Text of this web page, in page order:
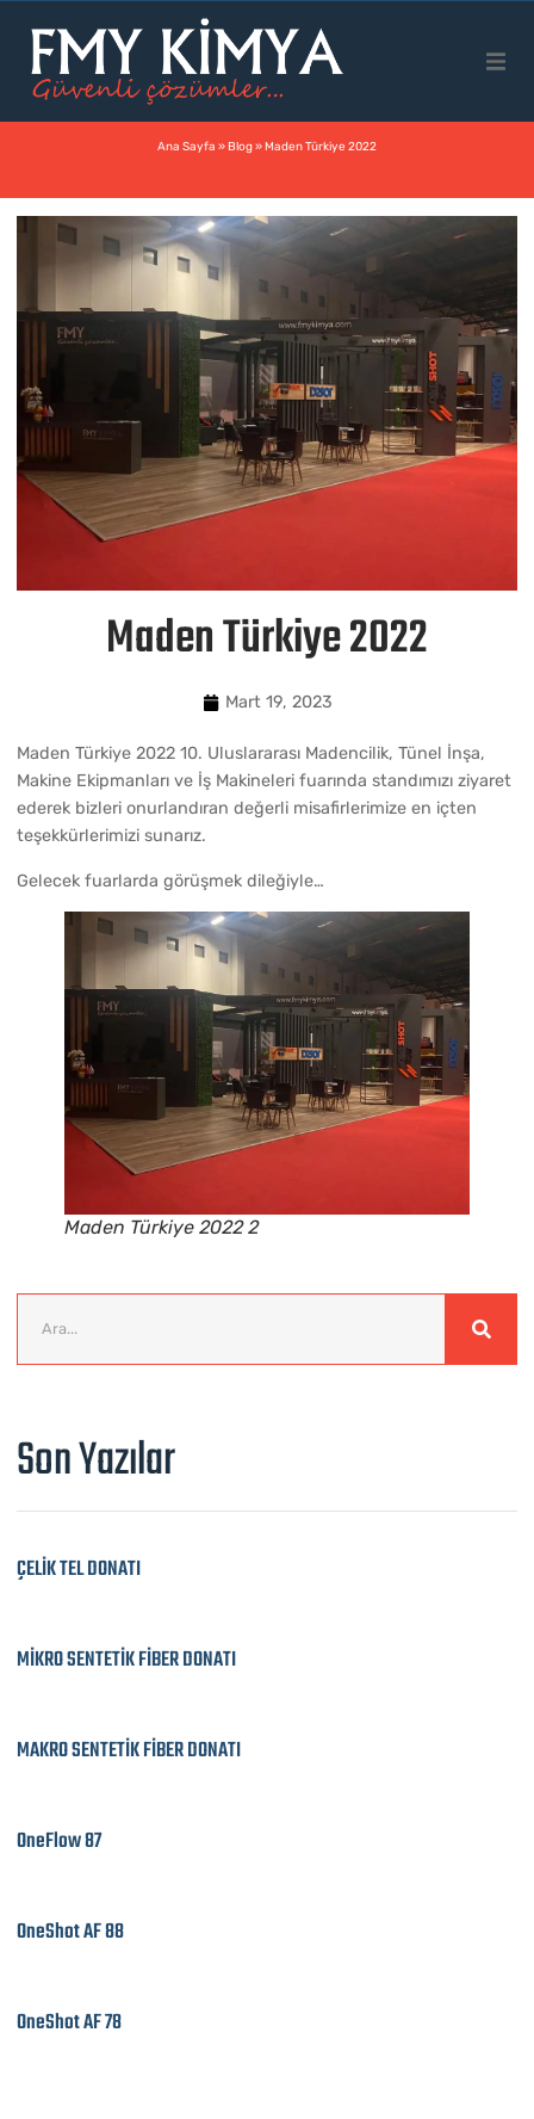
Ürünler
Faaliyet Alanları
İletişim
Ana Sayfa »Blog»Maden Türkiye 2022
Maden Türkiye 2022
Mart 19, 2023
Maden Türkiye 2022 10. Uluslararası Madencilik, Tünel İnşa,
Makine Ekipmanları ve İş Makineleri fuarında standımızı ziyaret
ederek bizleri onurlandıran değerli misafirlerimize en içten
teşekkürlerimizi sunarız.
Gelecek fuarlarda görüşmek dileğiyle…
Maden Türkiye 2022 2
Son Yazılar
ÇELİK TEL DONATI
MİKRO SENTETİK FİBER DONATI
MAKRO SENTETİK FİBER DONATI
OneFlow 87
OneShot AF 88
OneShot AF 78